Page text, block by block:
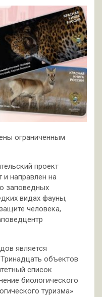
ограниченным
проект
и направлен на
заповедных
видах фауны,
человека,
является
объектов
список
биологического
туризма»